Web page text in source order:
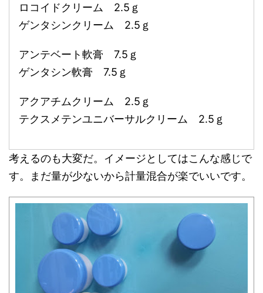
ロコイドクリーム 2.5ｇ
ゲンタシンクリーム 2.5ｇ
アンテベート軟膏 7.5ｇ
ゲンタシン軟膏 7.5ｇ
アクアチムクリーム 2.5ｇ
テクスメテンユニバーサルクリーム 2.5ｇ
考えるのも大変だ。イメージとしてはこんな感じで
す。まだ量が少ないから計量混合が楽でいいです。